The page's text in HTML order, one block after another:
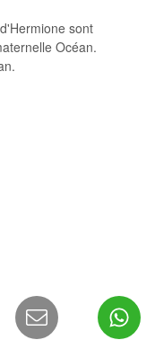
sont
Océan.